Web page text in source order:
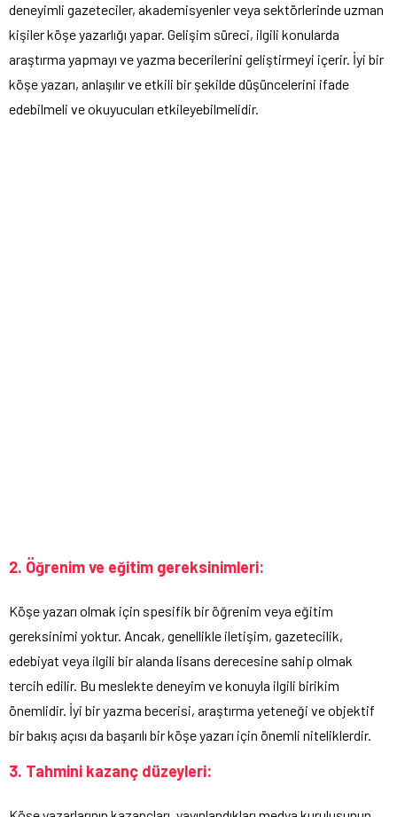
deneyimli gazeteciler, akademisyenler veya sektörlerinde uzman
kişiler köşe yazarlığı yapar. Gelişim süreci, ilgili konularda
araştırma yapmayı ve yazma becerilerini geliştirmeyi içerir. İyi bir
köşe yazarı, anlaşılır ve etkili bir şekilde düşüncelerini ifade
edebilmeli ve okuyucuları etkileyebilmelidir.
2. Öğrenim ve eğitim gereksinimleri:
Köşe yazarı olmak için spesifik bir öğrenim veya eğitim
gereksinimi yoktur. Ancak, genellikle iletişim, gazetecilik,
edebiyat veya ilgili bir alanda lisans derecesine sahip olmak
tercih edilir. Bu meslekte deneyim ve konuyla ilgili birikim
önemlidir. İyi bir yazma becerisi, araştırma yeteneği ve objektif
bir bakış açısı da başarılı bir köşe yazarı için önemli niteliklerdir.
3. Tahmini kazanç düzeyleri: